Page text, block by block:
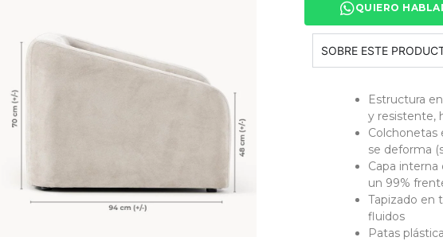
QUIERO
SOBRE ESTE
Estructura
y resistente,
Colchonetas
se deforma
Capa
un 99%
Tapizado en
fluidos
Patas